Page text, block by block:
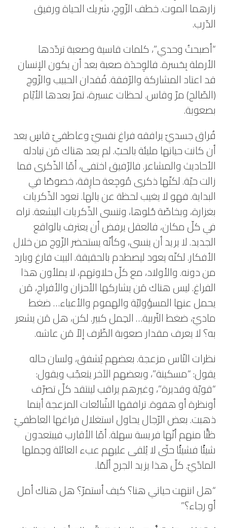
زارهما الموت. خطف الزّوج، شريك الحياة ورفيق
الدّرب.
“أصبحتُ وحدي”، كلمات قاسية وصعبة تردّدها
الأرملة بِحَسرة. فالوِحدَة صعبة بعد أن يكون الإنسان
قد اعتاد المشاركة والرّفقة. فُقدان الحبيب والزّوج
(الصّالح) مرّ وقاس. لحظات عسيرة، تمرّ بعدها الأيّام
بصعوبة.
فُراق جسديّ يرافقه فراغ نفسيّ وعاطفيّ قاسٍ بعد
أن كانت حياتها مليئة بالحبّ. لم يعد هناك مَن تبادله
الأحاديث والمشاعر. فالرّفيق اختفى، أمّا الذّكرى فما
زالت حيّة. لكنّها ذكرى مُوجِعة حارِقة، خصوصًا في
البداية. فهو لا يغيب لحظة عن بالها. تعود الذّكريات
بغزارة، وبخاصّة حُلوها، وتنسى الذّكريات البشعة. تراه
في كلّ مكان، فالعقل يرفض أن يعترف بالواقع
الجديد. لا يريد أن ينسى، وكأنّه يستحضر الزّوج من خلال
الأفكار. لكنّه يعود ليصطدم بالحقيقة. البيت فارغ وبارد
من دونه. والأولاد، مع كلّ حلاوتهم، لا يملأون هذا
الفراغ. ليس هناك مَن يشاركها الأحزان والأفراح، مَن
يحمل عنها المسؤوليّة والهموم والأعباء… ضغط
ماديّ، ضغط التّربية… الحِمل كبير. لكن، هل مَن يشعر
به؟ لا يعرف مقدار صعوبة الظّرف إلاّ مَن عاشه.
نظرات النّاس مزعجة. بعضهم يُشفق، ولسان حاله
يقول: “مسكينة”، وبعضهم الآخر يتعجّب ويقول:
“قويّة وقديرة”، وغيرهم يراقب لينتقد كلّ تصرّف
أونظرة أو هفوة. ترافقها الشّائعات المزعجة أينما
ذهبت. بعض الرّجال يحاول استغلال فراغها العاطفيّ
ظنًّا منهم أنّها فريسة سهلة. أمّا الأقارب فيبتعدون
شيئًا فشيئًا حتّى لا يُلقى عليهم عبء العائلة وحِملها
المادّيّ. كلّ هذا يزيد الجرح ألَمًا.
“هل انتهت حياتي هنا؟ كيف أستمرّ؟ هل هناك أمل
أو رجاء؟”